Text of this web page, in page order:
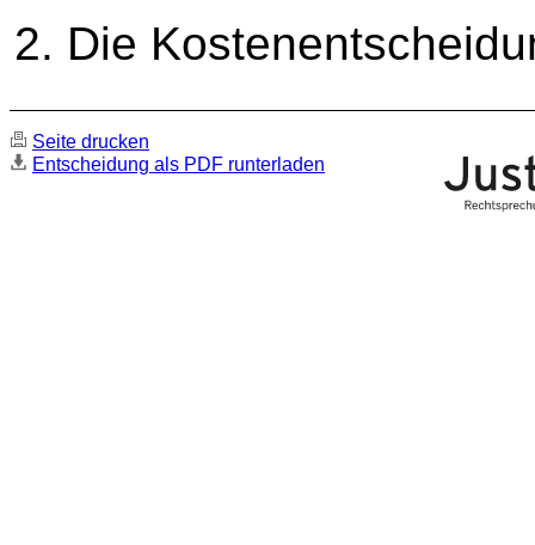
2. Die
Seite drucken
Entscheidung als PDF runterladen